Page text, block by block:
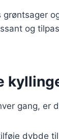
og
gang, er
dybde